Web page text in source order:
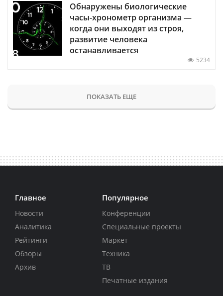
Обнаружены биологические
часы-хронометр организма —
когда они выходят из строя,
развитие человека
останавливается
5234
ПОКАЗАТЬ ЕЩЕ
Главное
Новости
Аналитика
Рейтинги
Обзоры
Архив
Популярное
Конференции
Специальные проекты
Маркет
Техника
ТВ
Печатные издания